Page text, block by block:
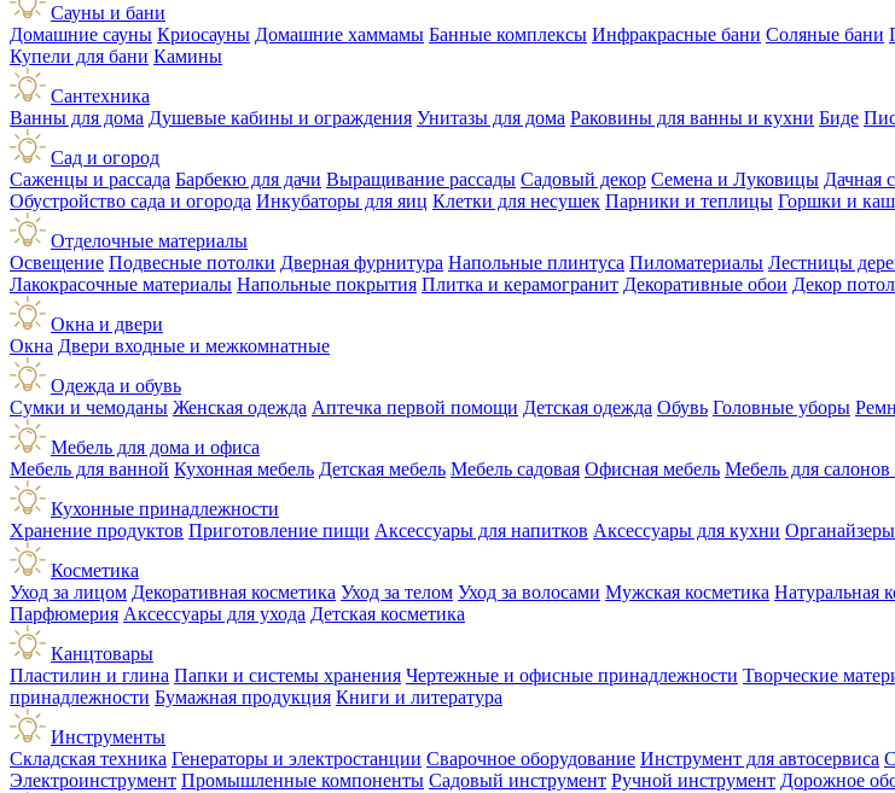
Сауны и бани
Домашние сауны Криосауны Домашние хаммамы Банные комплексы Инфракрасные бани Соляные бани
Купели для бани Камины
Сантехника
Ванны для дома Душевые кабины и ограждения Унитазы для дома Раковины для ванны и кухни Биде
Сад и огород
Саженцы и рассада Барбекю для дачи Выращивание рассады Садовый декор Семена и Луковицы Дачная
Обустройство сада и огорода Инкубаторы для яиц Клетки для несушек Парники и теплицы Горшки и
Отделочные материалы
Освещение Подвесные потолки Дверная фурнитура Напольные плинтуса Пиломатериалы Лестницы
Лакокрасочные материалы Напольные покрытия Плитка и керамогранит Декоративные обои Декор
Окна и двери
Окна Двери входные и межкомнатные
Одежда и обувь
Сумки и чемоданы Женская одежда Аптечка первой помощи Детская одежда Обувь Головные уборы
Мебель для дома и офиса
Мебель для ванной Кухонная мебель Детская мебель Мебель садовая Офисная мебель Мебель для салонов
Кухонные принадлежности
Хранение продуктов Приготовление пищи Аксессуары для напитков Аксессуары для кухни
Косметика
Уход за лицом Декоративная косметика Уход за телом Уход за волосами Мужская косметика Натуральная
Парфюмерия Аксессуары для ухода Детская косметика
Канцтовары
Пластилин и глина Папки и системы хранения Чертежные и офисные принадлежности Творческие
принадлежности Бумажная продукция Книги и литература
Инструменты
Складская техника Генераторы и электростанции Сварочное оборудование Инструмент для автосервиса
Электроинструмент Промышленные компоненты Садовый инструмент Ручной инструмент Дорожное